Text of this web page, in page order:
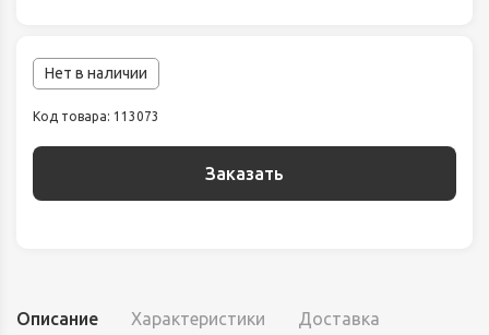
Нет в наличии
Код товара: 113073
Заказать
Описание Характеристики Доставка